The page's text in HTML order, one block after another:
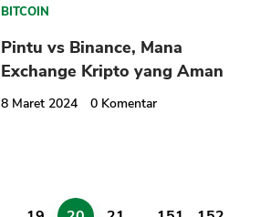
BITCOIN
Pintu vs Binance, Mana
Exchange Kripto yang Aman
8 Maret 2024 0 Komentar